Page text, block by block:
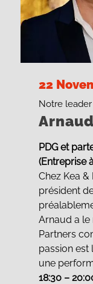
22
Notre leader
PDG et
(Entreprise
Chez Kea
président
Arnaud a le
Partners
passion est
une
18:30 –